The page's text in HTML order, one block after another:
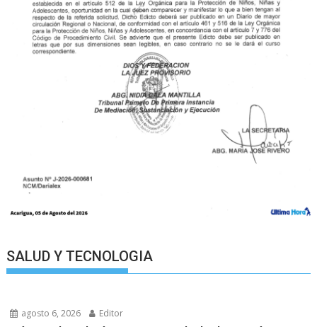
SALUD Y TECNOLOGIA
agosto 6, 2026 Editor